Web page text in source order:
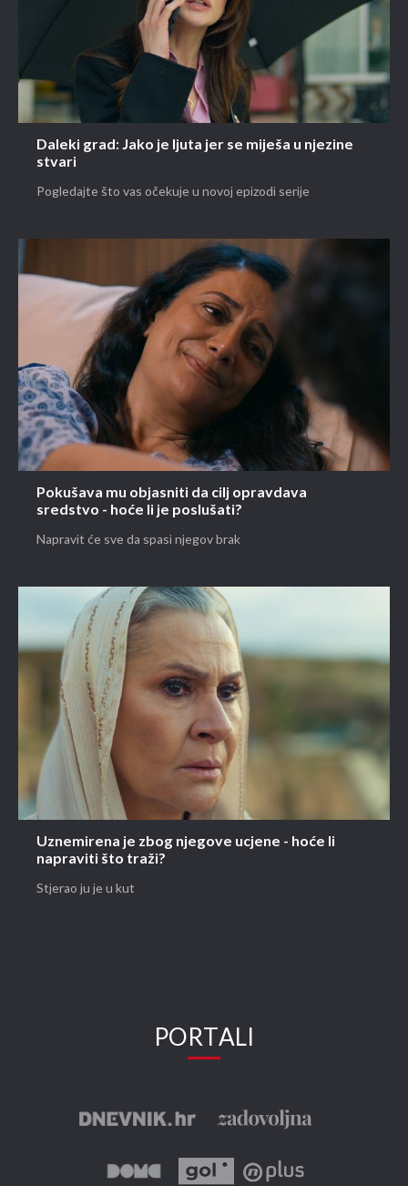
Daleki grad: Jako je ljuta jer se miješa u njezine
stvari
Pogledajte što vas očekuje u novoj epizodi serije
Pokušava mu objasniti da cilj opravdava
sredstvo - hoće li je poslušati?
Napravit će sve da spasi njegov brak
Uznemirena je zbog njegove ucjene - hoće li
napraviti što traži?
Stjerao ju je u kut
PORTALI